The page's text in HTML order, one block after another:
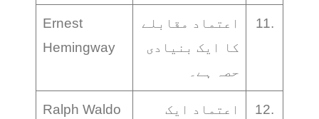
Ernest
Hemingway
اعتماد مقابلے
کا ایک بنیادی
حصہ ہے۔
11.
Ralph Waldo اعتماد ایک 12.